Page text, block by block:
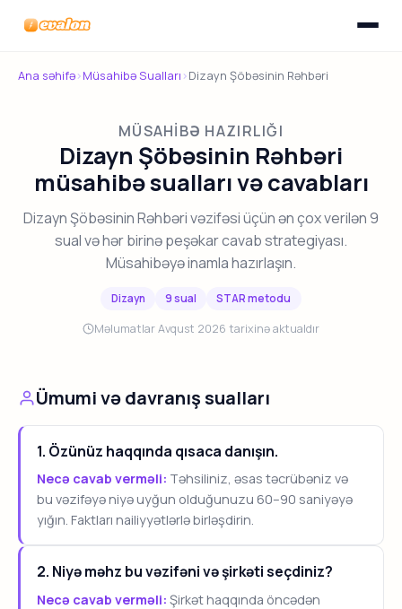
Evalon
Ana səhifə›Müsahibə Sualları ›Dizayn Şöbəsinin Rəhbəri
MÜSAHIBƏ HAZIRLIĞI
Dizayn Şöbəsinin Rəhbəri
müsahibə sualları və cavabları
Dizayn Şöbəsinin Rəhbəri vəzifəsi üçün ən çox verilən 9
sual və hər birinə peşəkar cavab strategiyası.
Müsahibəyə inamla hazırlaşın.
Dizayn 9 sual
STAR metodu
Məlumatlar Avqust 2026 tarixinə aktualdır
Ümumi və davranış sualları
1. Özünüz haqqında qısaca danışın.
Necə cavab verməli: Təhsiliniz, əsas təcrübəniz və
bu vəzifəyə niyə uyğun olduğunuzu 60–90 saniyəyə
yığın. Faktları nailiyyətlərlə birləşdirin.
2. Niyə məhz bu vəzifəni və şirkəti seçdiniz?
Necə cavab verməli: Şirkət haqqında öncədən